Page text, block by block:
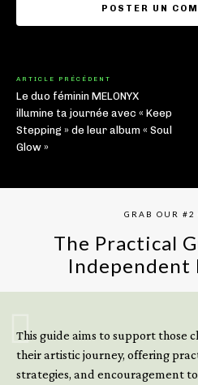
ARTICLE PRÉCÉDENT
Le duo féminin MELONYX
illumine ta journée avec « Keep
Stepping » de leur album « Soul
Glow »
GRAB OUR #2
The Practical
Independent
This guide aims to support those
their artistic journey, offering
strategies, and encouragement